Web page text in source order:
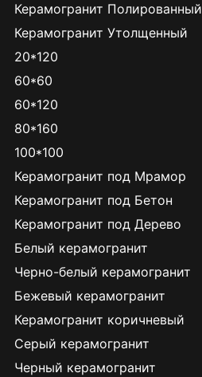
Керамогранит Полированный
Керамогранит Утолщенный
20*120
60*60
60*120
80*160
100*100
Керамогранит под Мрамор
Керамогранит под Бетон
Керамогранит под Дерево
Белый керамогранит
Черно-белый керамогранит
Бежевый керамогранит
Керамогранит коричневый
Серый керамогранит
Черный керамогранит